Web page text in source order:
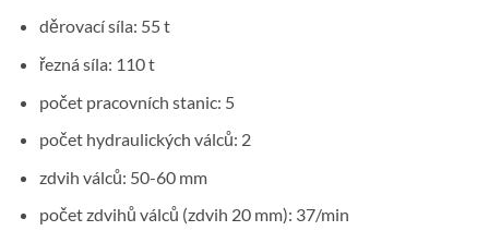
děrovací síla: 55 t
řezná síla: 110 t
počet pracovních stanic: 5
počet hydraulických válců: 2
zdvih válců: 50-60 mm
počet zdvihů válců (zdvih 20 mm): 37/min